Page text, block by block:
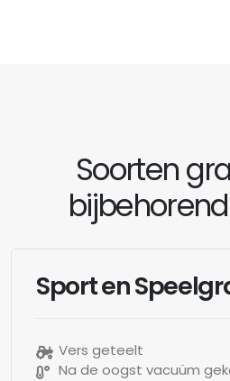
Soorten
Sport en
Vers geteelt
Na de oogst vacuüm